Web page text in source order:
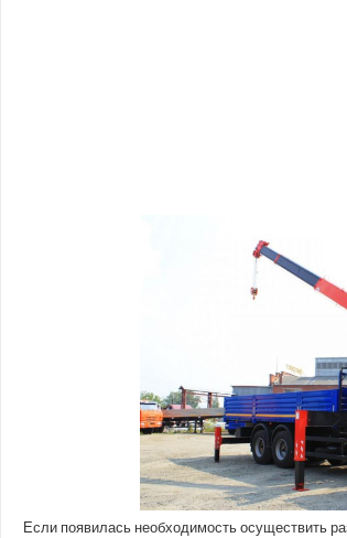
Если появилась необходимость осуществить